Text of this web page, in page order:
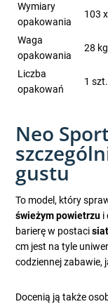
Wymiary
opakowania
103
Waga
opakowania
28 kg
Liczba
opakowań
1 szt.
Neo
gustu
To model, który
świeżym powietrzu i
barierę w postaci
cm jest na tyle
codziennej zabawie,
Docenią ją także